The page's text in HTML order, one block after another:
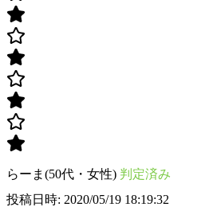
らーま(50代・女性) 判定済み
投稿日時: 2020/05/19 18:19:32